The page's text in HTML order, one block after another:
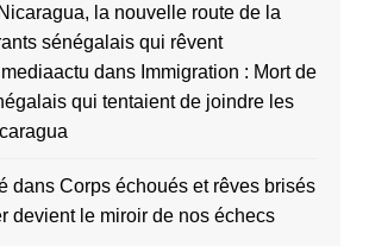
la nouvelle route de la
sénégalais qui rêvent
dans Immigration : Mort de
qui tentaient de joindre les
dans Corps échoués et rêves brisés
devient le miroir de nos échecs